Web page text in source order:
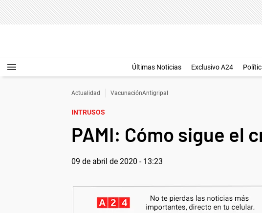
Últimas Noticias Exclusivo A24
Actualidad VacunaciónAntigripal
INTRUSOS
PAMI: Cómo sigue el
09 de abril de 2020 - 13:23